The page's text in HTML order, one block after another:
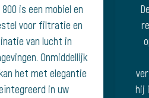
is een mobiel en
voor filtratie en
van lucht in
Onmiddellijk
het met elegantie
in uw
hij